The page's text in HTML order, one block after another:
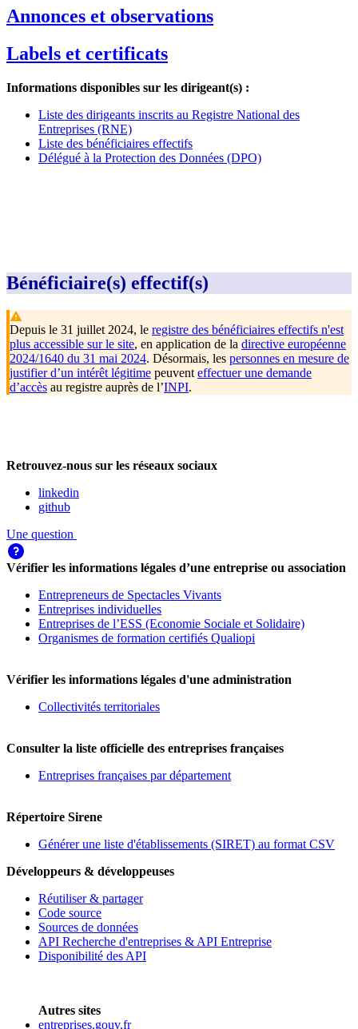
Annonces et observations
Labels et certificats
Informations disponibles sur les dirigeant(s) :
Liste des dirigeants inscrits au Registre National des
Entreprises (RNE)
Liste des bénéficiaires effectifs
Délégué à la Protection des Données (DPO)
Bénéficiaire(s) effectif(s)
Depuis le 31 juillet 2024, le registre des bénéficiaires effectifs n'est
plus accessible sur le site, en application de la directive européenne
2024/1640 du 31 mai 2024. Désormais, les personnes en mesure de
justifier d’un intérêt légitime peuvent effectuer une demande
d’accès au registre auprès de l’INPI.
Retrouvez-nous sur les réseaux sociaux
linkedin
github
Une question
Vérifier les informations légales d’une entreprise ou association
Entrepreneurs de Spectacles Vivants
Entreprises individuelles
Entreprises de l’ESS (Economie Sociale et Solidaire)
Organismes de formation certifiés Qualiopi
Vérifier les informations légales d'une administration
Collectivités territoriales
Consulter la liste officielle des entreprises françaises
Entreprises françaises par département
Répertoire Sirene
Générer une liste d'établissements (SIRET) au format CSV
Développeurs & développeuses
Réutiliser & partager
Code source
Sources de données
API Recherche d'entreprises & API Entreprise
Disponibilité des API
Autres sites
entreprises.gouv.fr